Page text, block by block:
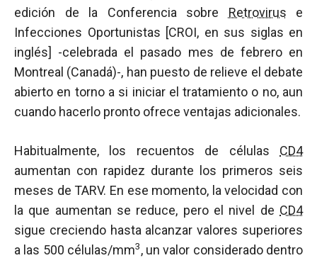
edición de la Conferencia sobre Retrovirus e
Infecciones Oportunistas [CROI, en sus siglas en
inglés] -celebrada el pasado mes de febrero en
Montreal (Canadá)-, han puesto de relieve el debate
abierto en torno a si iniciar el tratamiento o no, aun
cuando hacerlo pronto ofrece ventajas adicionales.
Habitualmente, los recuentos de células CD4
aumentan con rapidez durante los primeros seis
meses de TARV. En ese momento, la velocidad con
la que aumentan se reduce, pero el nivel de CD4
sigue creciendo hasta alcanzar valores superiores
a las 500 células/mm3, un valor considerado dentro